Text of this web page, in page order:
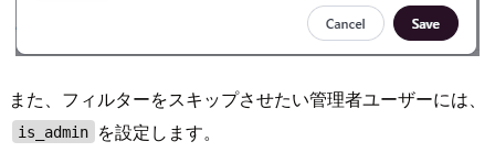
また、フィルターをスキップさせたい管理者ユーザーには、
is_admin を設定します。